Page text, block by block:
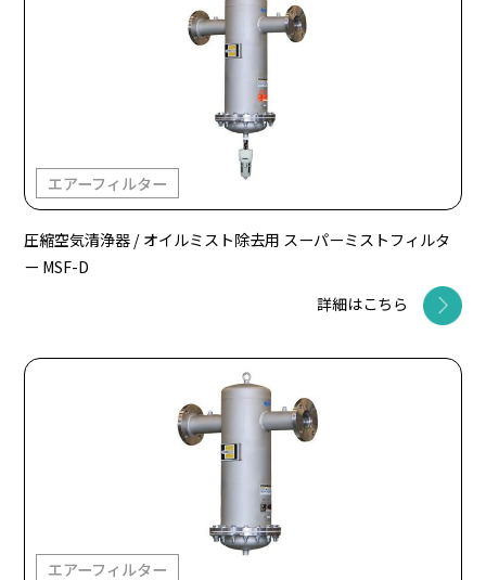
エアーフィルター
圧縮空気清浄器 / オイルミスト除去用 スーパーミストフィルタ
ー MSF-D
詳細はこちら
エアーフィルター